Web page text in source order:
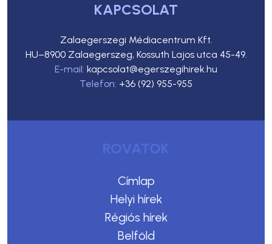
KAPCSOLAT
Zalaegerszegi Médiacentrum Kft.
HU–8900 Zalaegerszeg, Kossuth Lajos utca 45-49.
E-mail: kapcsolat@egerszegihirek.hu
Telefon: +36 (92) 955-955
ROVATOK
Címlap
Helyi hírek
Régiós hírek
Belföld